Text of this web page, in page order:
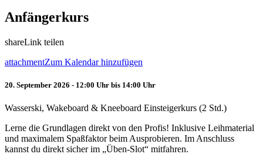
Anfängerkurs
shareLink teilen
attachmentZum Kalendar hinzufügen
20. September 2026 - 12:00 Uhr bis 14:00 Uhr
Wasserski, Wakeboard & Kneeboard Einsteigerkurs (2 Std.)
Lerne die Grundlagen direkt von den Profis! Inklusive Leihmaterial
und maximalem Spaßfaktor beim Ausprobieren. Im Anschluss
kannst du direkt sicher im „Üben-Slot“ mitfahren.